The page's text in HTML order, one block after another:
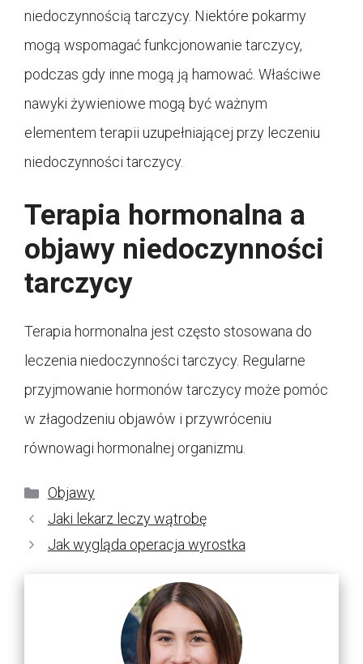
niedoczynnością tarczycy. Niektóre pokarmy
mogą wspomagać funkcjonowanie tarczycy,
podczas gdy inne mogą ją hamować. Właściwe
nawyki żywieniowe mogą być ważnym
elementem terapii uzupełniającej przy leczeniu
niedoczynności tarczycy.
Terapia hormonalna a
objawy niedoczynności
tarczycy
Terapia hormonalna jest często stosowana do
leczenia niedoczynności tarczycy. Regularne
przyjmowanie hormonów tarczycy może pomóc
w złagodzeniu objawów i przywróceniu
równowagi hormonalnej organizmu.
Kategorie
Objawy
Jaki lekarz leczy wątrobę
Jak wygląda operacja wyrostka